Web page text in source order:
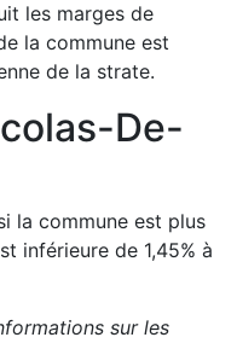
les marges de
la commune est
de la strate.
De-
la commune est plus
inférieure de 1,45% à
sur les